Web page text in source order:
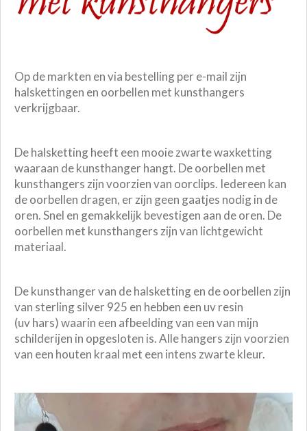
Op de markten en via bestelling per e-mail zijn
halskettingen en oorbellen met kunsthangers
verkrijgbaar.
De halsketting heeft een mooie zwarte waxketting
waaraan de kunsthanger hangt. De oorbellen met
kunsthangers zijn voorzien van oorclips. Iedereen kan
de oorbellen dragen, er zijn geen gaatjes nodig in de
oren. Snel en gemakkelijk bevestigen aan de oren. De
oorbellen met kunsthangers zijn van lichtgewicht
materiaal.
De kunsthanger van de halsketting en de oorbellen zijn
van sterling silver 925 en hebben een uv resin
(uv hars) waarin een afbeelding van een van mijn
schilderijen in opgesloten is. Alle hangers zijn voorzien
van een houten kraal met een intens zwarte kleur.